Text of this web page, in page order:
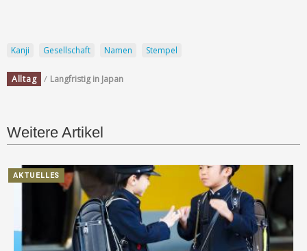
Kanji Gesellschaft Namen Stempel
Alltag / Langfristig in Japan
Weitere Artikel
AKTUELLES